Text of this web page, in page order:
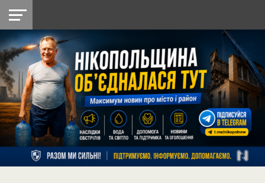
НІКОПОЛЬ
РАЙОН
СІЧЕСЛАВСЬКА
УКРАЇНА
РЕТРО
НІКОПОЛЬ
ЛАЙТ
УКРАЇНА
ДОПОМОГА
РАДІО